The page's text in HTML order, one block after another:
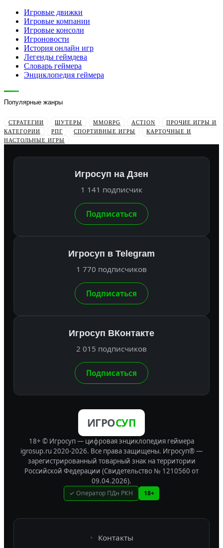
Игровые движки
Игровые компании
Игровые консоли
Игроновости
История онлайн игр
Легенды геймдева
Словарь геймера
Энциклопедия геймера
Популярные жанры
СТРАТЕГИИ ШУТЕРЫ MMORPG ACTION
ПРОЧИЕ ИГРЫ И
КАТЕГОРИИ
РПГ СПОРТИВНЫЕ ИГРЫ
КАРТОЧНЫЕ И
НАСТОЛЬНЫЕ ИГРЫ
Игросуп на Дзен
1 141 подписчик
Подписаться
Игросуп в Telegram
1 770 подписчиков
Подписаться
Игросуп ВКонтакте
2 015 подписчиков
Подписаться
ИГРОСУП
18+ © Игросуп — цифровая энциклопедия геймера
igrosup.ru 2020-2026. Все права защищены. Игросуп® —
зарегистрированный товарный знак на территории
Российской Федерации (Свидетельство № 1210560 от
09.04.2026).
✓ Оператор ПДн РКН 18+
Контакты